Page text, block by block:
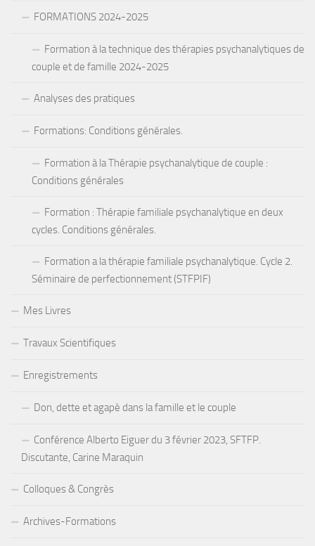
FORMATIONS 2024-2025
Formation à la technique des thérapies psychanalytiques de
couple et de famille 2024-2025
Analyses des pratiques
Formations: Conditions générales.
Formation à la Thérapie psychanalytique de couple :
Conditions générales
Formation : Thérapie familiale psychanalytique en deux
cycles. Conditions générales.
Formation a la thérapie familiale psychanalytique. Cycle 2.
Séminaire de perfectionnement (STFPIF)
Mes Livres
Travaux Scientifiques
Enregistrements
Don, dette et agapè dans la famille et le couple
Conférence Alberto Eiguer du 3 février 2023, SFTFP.
Discutante, Carine Maraquin
Colloques & Congrès
Archives-Formations